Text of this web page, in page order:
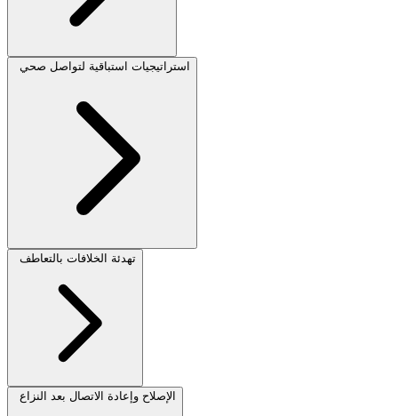
استراتيجيات استباقية لتواصل صحي
تهدئة الخلافات بالتعاطف
الإصلاح وإعادة الاتصال بعد النزاع